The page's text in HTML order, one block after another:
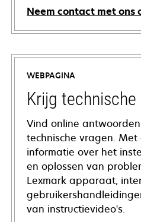
Neem contact met ons
WEBPAGINA
Krijg
Vind online
technische vragen.
informatie over het
en oplossen van
Lexmark apparaat,
van instructievideo's.